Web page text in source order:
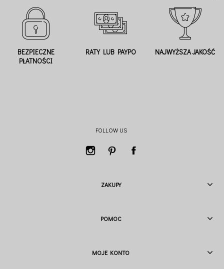
BEZPIECZNE
PŁATNOŚCI
RATY LUB PAYPO NAJWYŻSZA JAKOŚĆ
FOLLOW US
ZAKUPY
POMOC
MOJE KONTO